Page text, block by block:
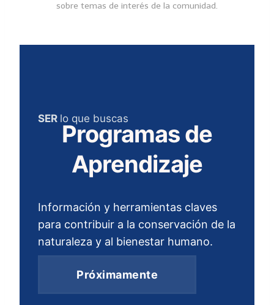
sobre temas de interés de la comunidad.
SER lo que buscas
Programas de
Aprendizaje
Información y herramientas claves
para contribuir a la conservación de la
naturaleza y al bienestar humano.
Próximamente